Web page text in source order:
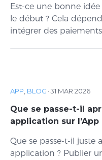
Est-ce une bonne
le début ? Cela
intégrer des
APP BLOG ·31 MAR 2026
Que se passe-t-il
application sur
Que se passe-t-il juste
application ? Publier